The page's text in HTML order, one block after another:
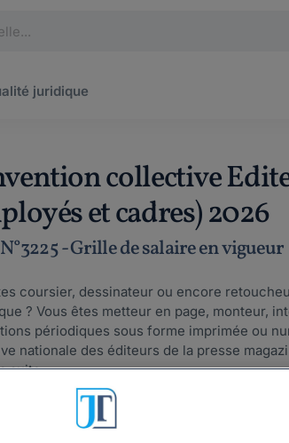
juridique
collective
et cadres) 2026
- Grille de salaire en vigueur
coursier, dessinateur ou encore
? Vous êtes metteur en page, monteur,
périodiques sous forme imprimée ou
nationale des éditeurs de la presse
suite